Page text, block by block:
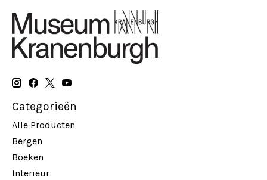
Categorieën
Alle Producten
Bergen
Boeken
Interieur